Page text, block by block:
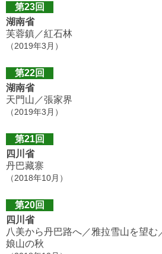
第23回
湖南省
芙蓉鎮／紅石林
（2019年3月）
第22回
湖南省
天門山／張家界
（2019年3月）
第21回
四川省
丹巴藏寨
（2018年10月）
第20回
四川省
八美から丹巴路へ／雅拉雪山を望
娘山の秋